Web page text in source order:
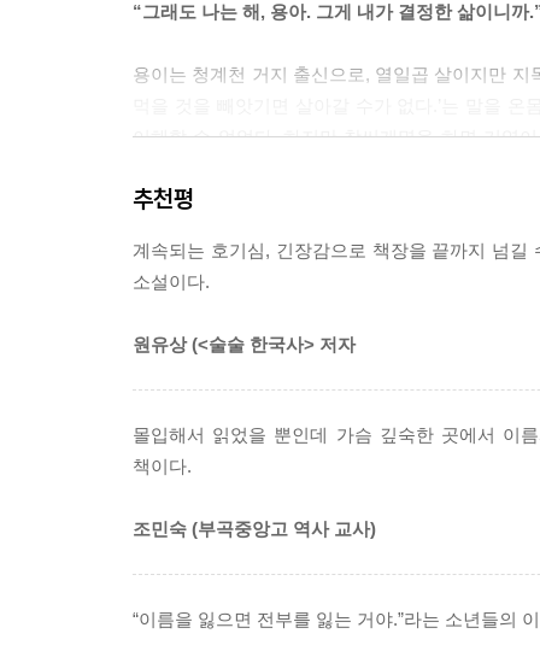
그래도 박 씨 아저씨는 앞에서 내게 욕을 하면 뒤
“그래도 그런 장난은 안 쳐요.”
슨 큰일이겠느냐. 이름 좀 바뀐다고 사람이 바뀌는
‘형 이름이 뭐 그리 대단하다고 악착같이 버티겠
분명했다. 정말 분한 것은 어떤 말로도 반박할 수
그릇 더’를 외쳤다. 딱지는 동냥 그릇에 음식을 넣
다. 그러고 보니 항상 허리춤에 차고 다니던 누렁
신식 물건들을 구경했다.
우리 넷쯤 어울리지 않아도 뭐 어떤가.
“그래도 나는 해, 용아. 그게 내가 결정한 삶이니까
용이는 청계천 거지 출신으로, 열일곱 살이지만 지
이해할 수 없었다. 하지만 창씨개명을 하면 기영
사랑하는 사람들의 삶이 송두리째 흔들리는 것을
삶. 바로 이 한 글자가 내 가슴을 짓눌렀다.
살아가고 있으되, 한 번도 내 것인 적이 없었던 이
이 책을 통틀어 가장 많이 등장하는 단어 중 하
찾아가는 과정과도 같다. 그리고 이 과정은 그 누
사실 용이도 먹고사는 데 급급해 냉소주의에 빠
소년이다. 때로는 치기어린 녀석의 말투나 행동
추천평
계속되는 호기심, 긴장감으로 책장을 끝까지 넘
소설이다.
원유상 (<술술 한국사> 저자
몰입해서 읽었을 뿐인데 가슴 깊숙한 곳에서 이
책이다.
조민숙 (부곡중앙고 역사 교사)
“이름을 잃으면 전부를 잃는 거야.”라는 소년들의